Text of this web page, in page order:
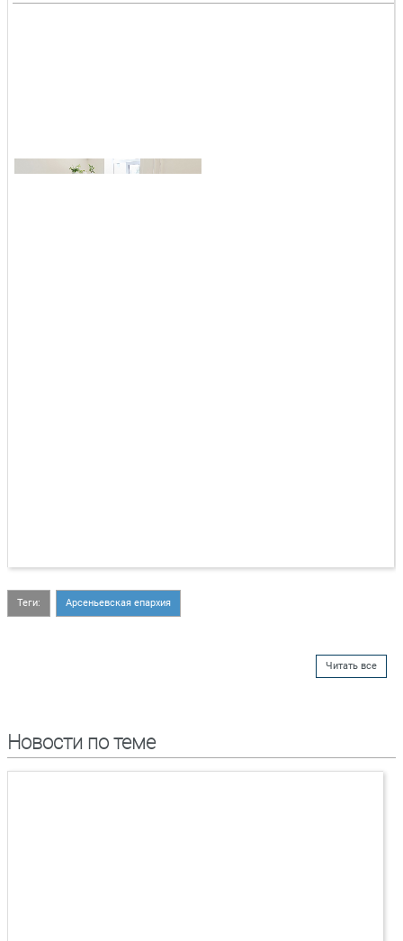
Теги: Арсеньевская епархия
Читать все
Новости по теме